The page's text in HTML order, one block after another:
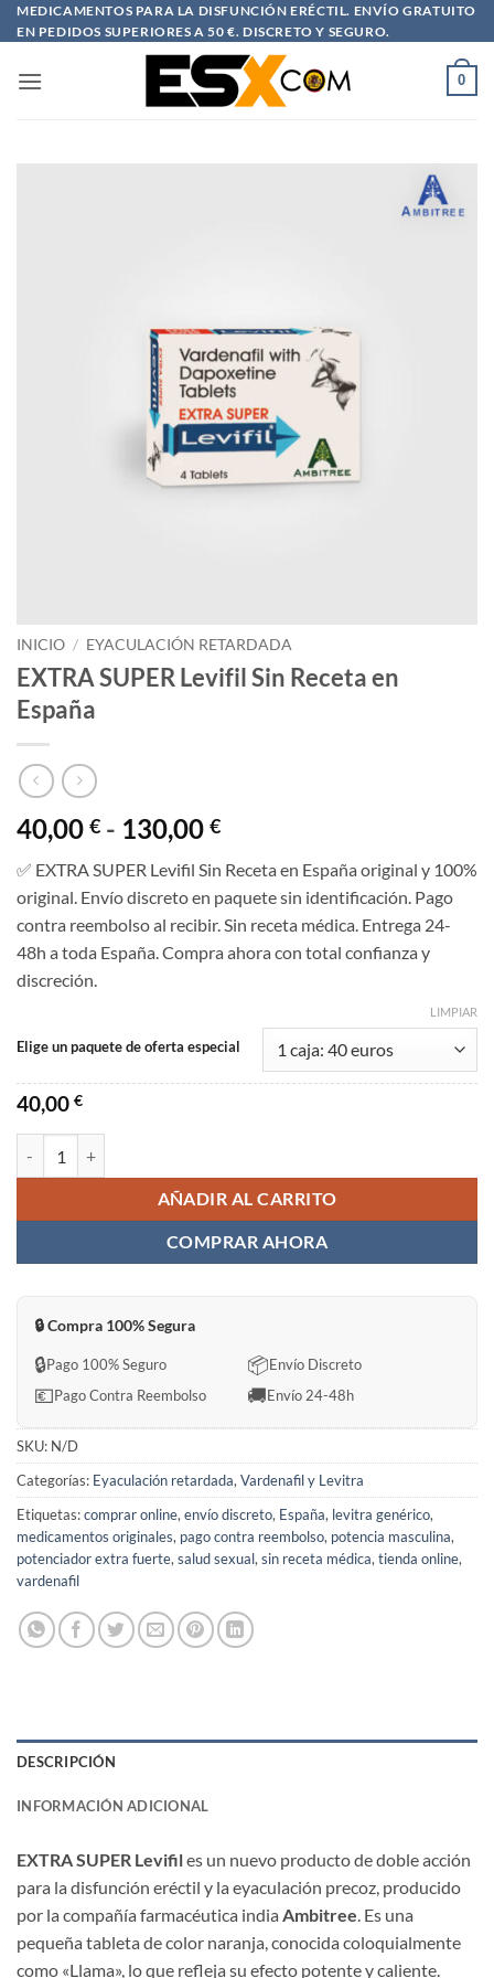
Saltar
al
MEDICAMENTOS PARA LA DISFUNCIÓN ERÉCTIL. ENVÍO GRATUITO
EN PEDIDOS SUPERIORES A 50 €. DISCRETO Y SEGURO.
0
INICIO / EYACULACIÓN RETARDADA
EXTRA SUPER Levifil Sin Receta en
España
40,00 € - 130,00 €Rango
precios:
desde
40,00 €
hasta
✅ EXTRA SUPER Levifil Sin Receta en España original y 100%
original. Envío discreto en paquete sin identificación. Pago
contra reembolso al recibir. Sin receta médica. Entrega 24-
48h a toda España. Compra ahora con total confianza y
discreción.
Elige un paquete de oferta especial
LIMPIAR
40,00 €
AÑADIR AL CARRITO
COMPRAR AHORA
🔒 Compra 100% Segura
🔒Pago 100% Seguro 📦Envío Discreto
💶Pago Contra Reembolso 🚚Envío 24-48h
SKU: N/D
Categorías: Eyaculación retardada, Vardenafil y Levitra
Etiquetas:comprar online, envío discreto, España, levitra genérico,
medicamentos originales, pago contra reembolso, potencia masculina,
potenciador extra fuerte, salud sexual, sin receta médica, tienda online,
vardenafil
DESCRIPCIÓN
INFORMACIÓN ADICIONAL
EXTRA SUPER Levifil​ es un nuevo producto de doble acción
para la disfunción eréctil y la eyaculación precoz, producido
por la compañía farmacéutica india ​ Ambitree. Es una
pequeña tableta de color naranja, conocida coloquialmente
como «Llama», lo que refleja su efecto potente y caliente.